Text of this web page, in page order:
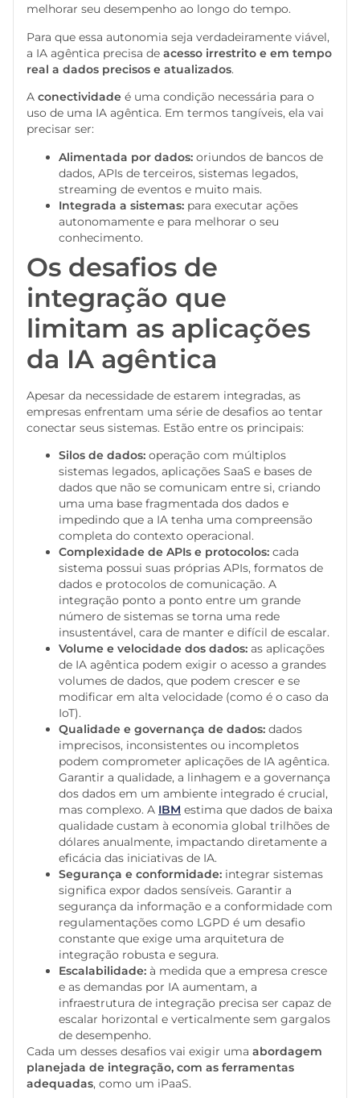
melhorar seu desempenho ao longo do tempo.
Para que essa autonomia seja verdadeiramente viável,
a IA agêntica precisa de acesso irrestrito e em tempo
real a dados precisos e atualizados.
A conectividade é uma condição necessária para o
uso de uma IA agêntica. Em termos tangíveis, ela vai
precisar ser:
Alimentada por dados: oriundos de bancos de
dados, APIs de terceiros, sistemas legados,
streaming de eventos e muito mais.
Integrada a sistemas: para executar ações
autonomamente e para melhorar o seu
conhecimento.
Os desafios de
integração que
limitam as aplicações
da IA agêntica
Apesar da necessidade de estarem integradas, as
empresas enfrentam uma série de desafios ao tentar
conectar seus sistemas. Estão entre os principais:
Silos de dados: operação com múltiplos
sistemas legados, aplicações SaaS e bases de
dados que não se comunicam entre si, criando
uma uma base fragmentada dos dados e
impedindo que a IA tenha uma compreensão
completa do contexto operacional.
Complexidade de APIs e protocolos: cada
sistema possui suas próprias APIs, formatos de
dados e protocolos de comunicação. A
integração ponto a ponto entre um grande
número de sistemas se torna uma rede
insustentável, cara de manter e difícil de escalar.
Volume e velocidade dos dados: as aplicações
de IA agêntica podem exigir o acesso a grandes
volumes de dados, que podem crescer e se
modificar em alta velocidade (como é o caso da
IoT).
Qualidade e governança de dados: dados
imprecisos, inconsistentes ou incompletos
podem comprometer aplicações de IA agêntica.
Garantir a qualidade, a linhagem e a governança
dos dados em um ambiente integrado é crucial,
mas complexo. A IBM estima que dados de baixa
qualidade custam à economia global trilhões de
dólares anualmente, impactando diretamente a
eficácia das iniciativas de IA.
Segurança e conformidade: integrar sistemas
significa expor dados sensíveis. Garantir a
segurança da informação e a conformidade com
regulamentações como LGPD é um desafio
constante que exige uma arquitetura de
integração robusta e segura.
Escalabilidade: à medida que a empresa cresce
e as demandas por IA aumentam, a
infraestrutura de integração precisa ser capaz de
escalar horizontal e verticalmente sem gargalos
de desempenho.
Cada um desses desafios vai exigir uma abordagem
planejada de integração, com as ferramentas
adequadas, como um iPaaS.